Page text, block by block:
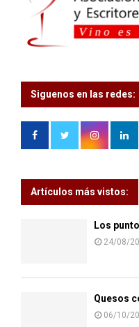
Siguenos en las redes:
Artículos más vistos:
Los
24/08/
Quesos
06/10/